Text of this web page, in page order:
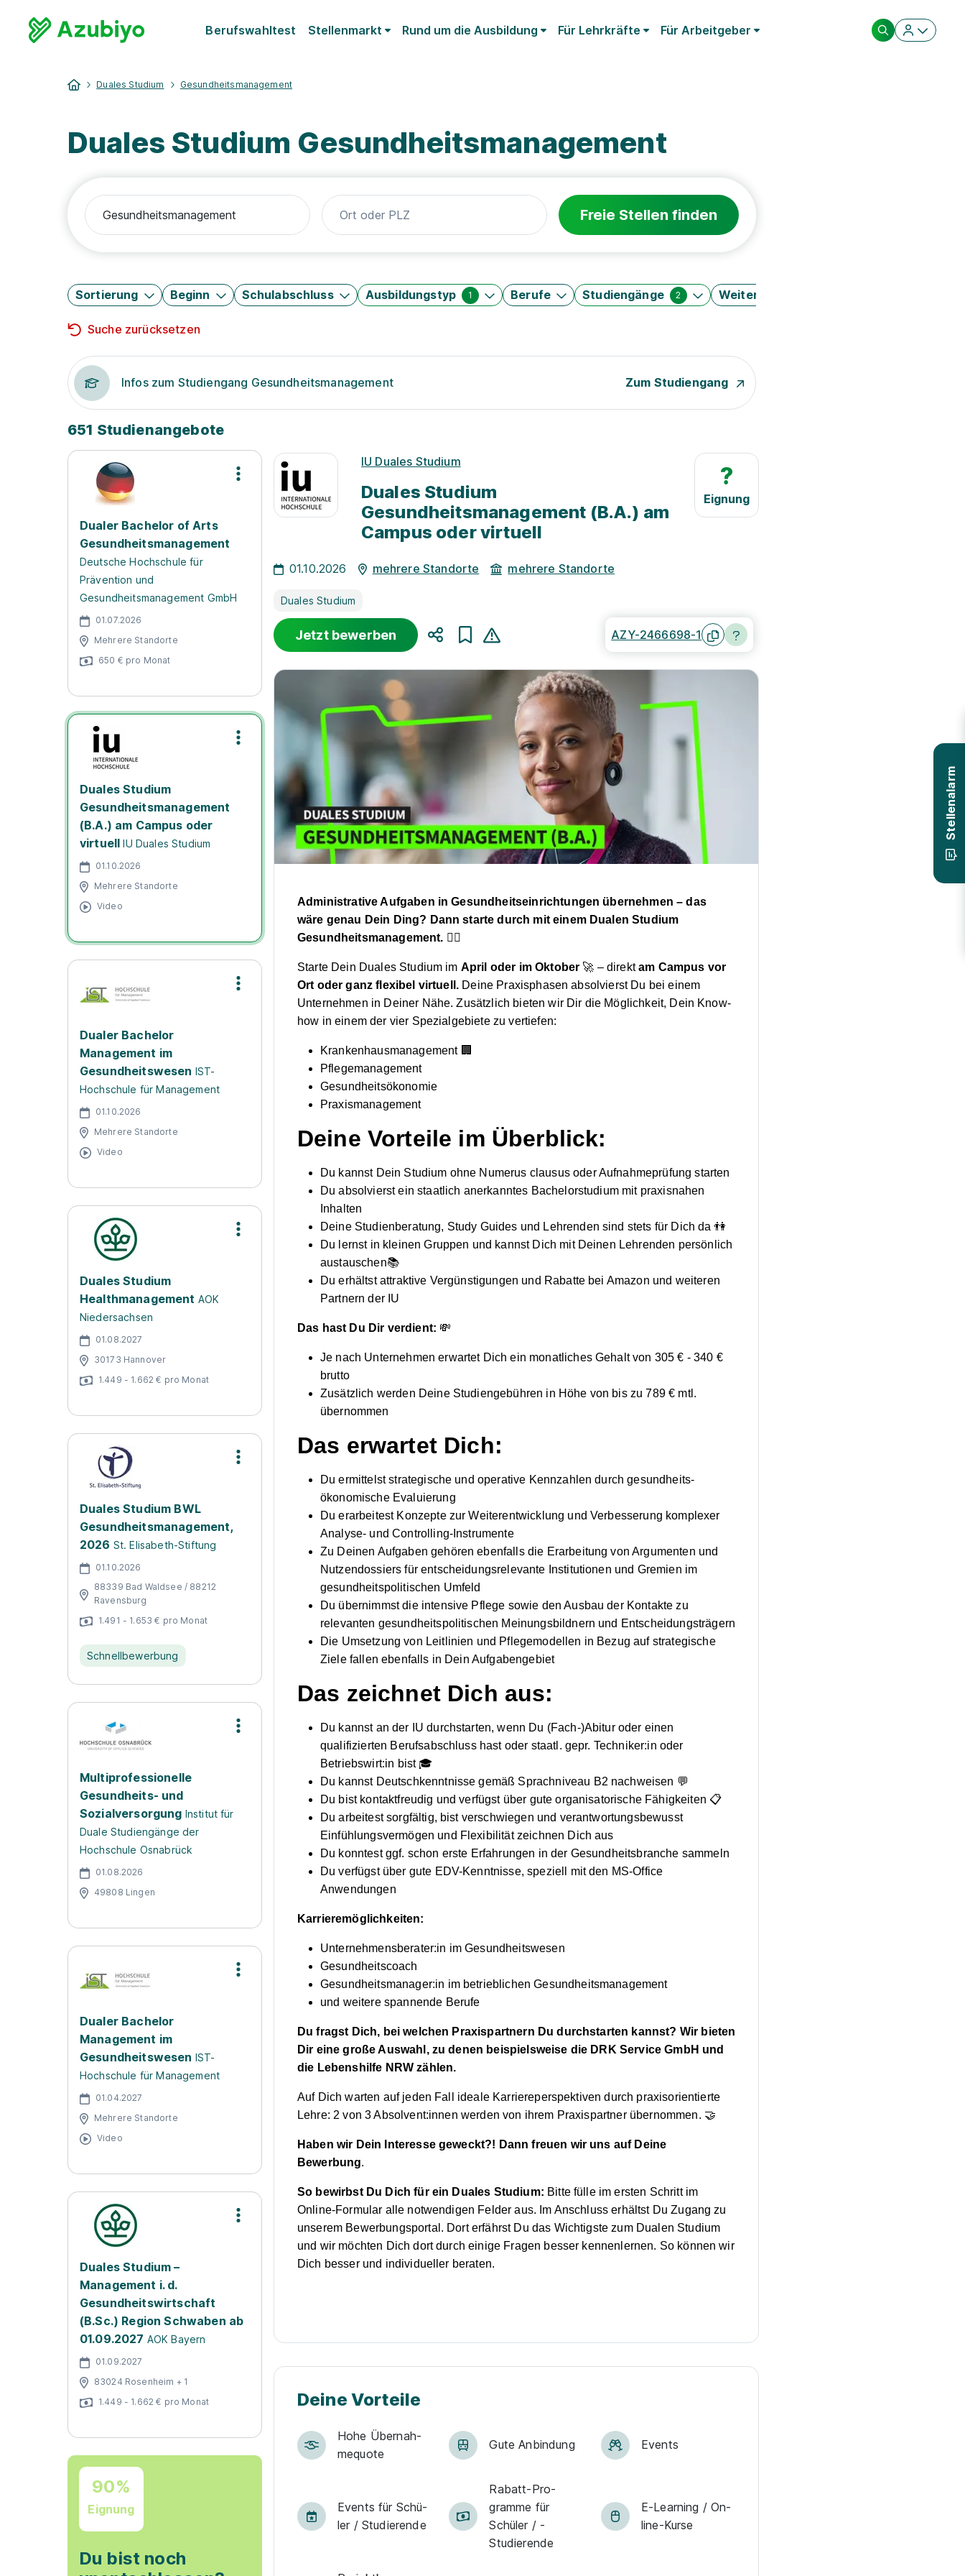
Berufswahltest Stellenmarkt Rund um die Ausbildung Für Lehrkräfte Für Arbeitgeber
Duales Studium Gesundheitsmanagement
Duales Studium Gesundheitsmanagement
Freie Stellen finden
Sortierung Beginn Schulabschluss Ausbildungstyp 1 Berufe Studiengänge 2 Weitere Filter
Suche zurücksetzen
Infos zum Studiengang Gesundheitsmanagement Zum Studiengang
651 Studienangebote
Dualer Bachelor of Arts
Gesundheitsmanagement
Deutsche Hochschule für
Prävention und
Gesundheitsmanagement GmbH
01.07.2026
Mehrere Standorte
650 € pro Monat
Duales Studium
Gesundheitsmanagement
(B.A.) am Campus oder
virtuell IU Duales Studium
01.10.2026
Mehrere Standorte
Video
Dualer Bachelor
Management im
Gesundheitswesen IST-
Hochschule für Management
01.10.2026
Mehrere Standorte
Video
Duales Studium
Healthmanagement AOK
Niedersachsen
01.08.2027
30173 Hannover
1.449 - 1.662 € pro Monat
Duales Studium BWL
Gesundheitsmanagement,
2026 St. Elisabeth-Stiftung
01.10.2026
88339 Bad Waldsee / 88212
Ravensburg
1.491 - 1.653 € pro Monat
Schnellbewerbung
Multiprofessionelle
Gesundheits- und
Sozialversorgung Institut für
Duale Studiengänge der
Hochschule Osnabrück
01.08.2026
49808 Lingen
Dualer Bachelor
Management im
Gesundheitswesen IST-
Hochschule für Management
01.04.2027
Mehrere Standorte
Video
Duales Studium –
Management i. d.
Gesundheitswirtschaft
(B.Sc.) Region Schwaben ab
01.09.2027 AOK Bayern
01.09.2027
83024 Rosenheim + 1
1.449 - 1.662 € pro Monat
90%
Eignung
Du bist noch
Stellenalarm
?
Eignung
IU Duales Studium
Duales Studium
Gesundheitsmanagement (B.A.) am
Campus oder virtuell
01.10.2026 mehrere Standorte mehrere Standorte
Duales Studium
Jetzt bewerben AZY-2466698-1
Administrative Aufgaben in Gesundheitseinrichtungen übernehmen – das
wäre genau Dein Ding? Dann starte durch mit einem Dualen Studium
Gesundheitsmanagement. 👩‍⚕️
Starte Dein Duales Studium im April oder im Oktober 🚀 – direktam Campus vor
Ort oder ganz flexibel virtuell. Deine Praxisphasen absolvierst Du bei einem
Unternehmen in Deiner Nähe. Zusätzlich bieten wir Dir die Möglichkeit, Dein Know-
how in einem der vier Spezialgebiete zu vertiefen:
Krankenhausmanagement 🏢
Pflegemanagement
Gesundheitsökonomie
Praxismanagement
Deine Vorteile im Überblick:
Du kannst Dein Studium ohne Numerus clausus oder Aufnahmeprüfung starten
Du absolvierst ein staatlich anerkanntes Bachelorstudium mit praxisnahen
Inhalten
Deine Studienberatung, Study Guides und Lehrenden sind stets für Dich da 👫
Du lernst in kleinen Gruppen und kannst Dich mit Deinen Lehrenden persönlich
austauschen📚
Du erhältst attraktive Vergünstigungen und Rabatte bei Amazon und weiteren
Partnern der IU
Das hast Du Dir verdient: 💸
Je nach Unternehmen erwartet Dich ein monatliches Gehalt von 305 € - 340 €
brutto
Zusätzlich werden Deine Studiengebühren in Höhe von bis zu 789 € mtl.
übernommen
Das erwartet Dich:
Du ermittelst strategische und operative Kennzahlen durch gesundheits-
ökonomische Evaluierung
Du erarbeitest Konzepte zur Weiterentwicklung und Verbesserung komplexer
Analyse- und Controlling-Instrumente
Zu Deinen Aufgaben gehören ebenfalls die Erarbeitung von Argumenten und
Nutzendossiers für entscheidungsrelevante Institutionen und Gremien im
gesundheitspolitischen Umfeld
Du übernimmst die intensive Pflege sowie den Ausbau der Kontakte zu
relevanten gesundheitspolitischen Meinungsbildnern und Entscheidungsträgern
Die Umsetzung von Leitlinien und Pflegemodellen in Bezug auf strategische
Ziele fallen ebenfalls in Dein Aufgabengebiet
Das zeichnet Dich aus:
Du kannst an der IU durchstarten, wenn Du (Fach-)Abitur oder einen
qualifizierten Berufsabschluss hast oder staatl. gepr. Techniker:in oder
Betriebswirt:in bist 🎓
Du kannst Deutschkenntnisse gemäß Sprachniveau B2 nachweisen 💬
Du bist kontaktfreudig und verfügst über gute organisatorische Fähigkeiten 📋
Du arbeitest sorgfältig, bist verschwiegen und verantwortungsbewusst
Einfühlungsvermögen und Flexibilität zeichnen Dich aus
Du konntest ggf. schon erste Erfahrungen in der Gesundheitsbranche sammeln
Du verfügst über gute EDV-Kenntnisse, speziell mit den MS-Office
Anwendungen
Karrieremöglichkeiten:
Unternehmensberater:in im Gesundheitswesen
Gesundheitscoach
Gesundheitsmanager:in im betrieblichen Gesundheitsmanagement
und weitere spannende Berufe
Du fragst Dich, bei welchen Praxispartnern Du durchstarten kannst? Wir bieten
Dir eine große Auswahl, zu denen beispielsweise die DRK Service GmbH und
die Lebenshilfe NRW zählen.
Auf Dich warten auf jeden Fall ideale Karriereperspektiven durch praxisorientierte
Lehre: 2 von 3 Absolvent:innen werden von ihrem Praxispartner übernommen. 🤝
Haben wir Dein Interesse geweckt?! Dann freuen wir uns auf Deine
Bewerbung.
So bewirbst Du Dich für ein Duales Studium: Bitte fülle im ersten Schritt im
Online-Formular alle notwendigen Felder aus. Im Anschluss erhältst Du Zugang zu
unserem Bewerbungsportal. Dort erfährst Du das Wichtigste zum Dualen Studium
und wir möchten Dich dort durch einige Fragen besser kennenlernen. So können wir
Dich besser und individueller beraten.
Deine Vorteile
Hohe Über­nah­
me­quote
Gute An­bin­dung Events
Events für Schü­
ler / Stu­die­ren­de
Rabatt-Pro­
gramme für
Schüler / ­
Studierende
E-Lear­ning / On­
line-Kur­se